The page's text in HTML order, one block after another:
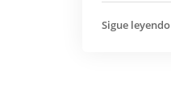
Sigue leyendo